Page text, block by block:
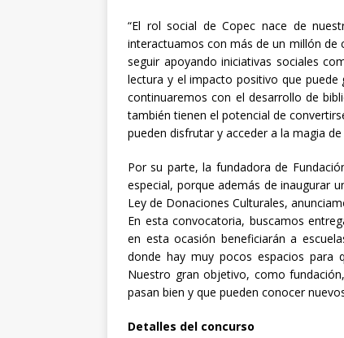
“El rol social de Copec nace de
interactuamos con más de un millón de
seguir apoyando iniciativas sociales
lectura y el impacto positivo que puede
continuaremos con el desarrollo de
también tienen el potencial de
pueden disfrutar y acceder a la magia
Por su parte, la fundadora de
especial, porque además de inaugurar
Ley de Donaciones Culturales,
En esta convocatoria, buscamos
en esta ocasión beneficiarán a
donde hay muy pocos espacios para
Nuestro gran objetivo, como
pasan bien y que pueden conocer
Detalles del concurso